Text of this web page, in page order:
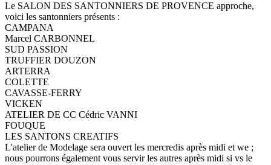
Le SALON DES SANTONNIERS DE PROVENCE approche,
voici les santonniers présents :
CAMPANA
Marcel CARBONNEL
SUD PASSION
TRUFFIER DOUZON
ARTERRA
COLETTE
CAVASSE-FERRY
VICKEN
ATELIER DE CC Cédric VANNI
FOUQUE
LES SANTONS CREATIFS
L'atelier de Modelage sera ouvert les mercredis après midi et we ;
nous pourrons également vous servir les autres après midi si vs le